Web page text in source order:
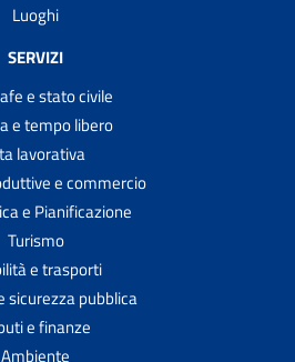
Luoghi
SERVIZI
e stato civile
e tempo libero
lavorativa
e commercio
e Pianificazione
Turismo
e trasporti
sicurezza pubblica
e finanze
Ambiente